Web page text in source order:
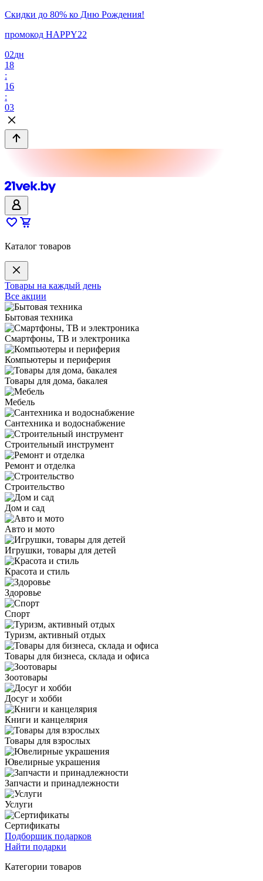
Скидки до 80% ко Дню Рождения!
промокод HAPPY22
02дн
18
:
16
:
03
Каталог товаров
Товары на каждый день
Все акции
Бытовая техника
Смартфоны, ТВ и электроника
Компьютеры и периферия
Товары для дома, бакалея
Мебель
Сантехника и водоснабжение
Строительный инструмент
Ремонт и отделка
Строительство
Дом и сад
Авто и мото
Игрушки, товары для детей
Красота и стиль
Здоровье
Спорт
Туризм, активный отдых
Товары для бизнеса, склада и офиса
Зоотовары
Досуг и хобби
Книги и канцелярия
Товары для взрослых
Ювелирные украшения
Запчасти и принадлежности
Услуги
Сертификаты
Подборщик подарков
Найти подарки
Категории товаров